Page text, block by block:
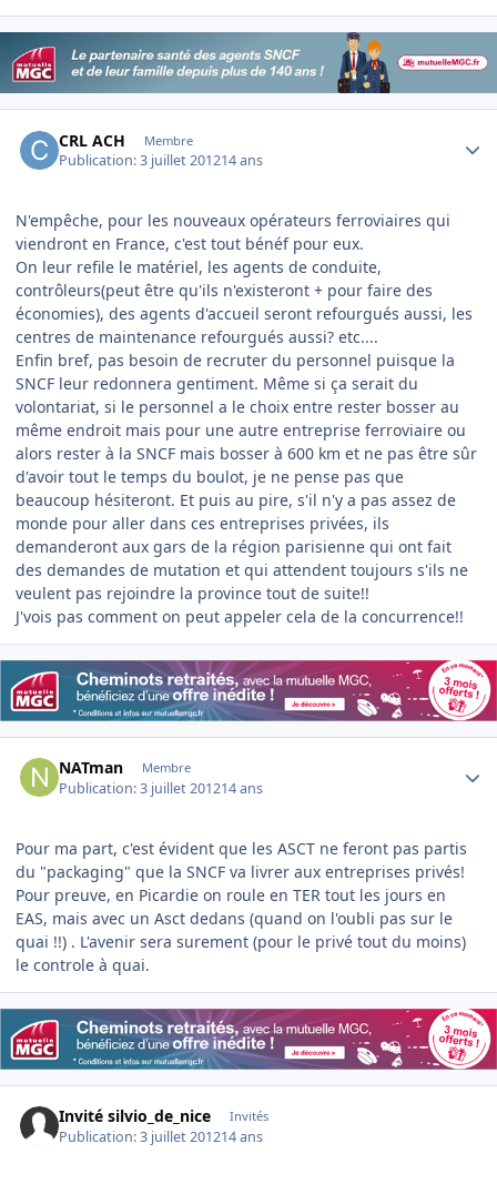
CRL ACH Membre
Publication:3 juillet 201214 ans
N'empêche, pour les nouveaux opérateurs ferroviaires qui
viendront en France, c'est tout bénéf pour eux.
On leur refile le matériel, les agents de conduite,
contrôleurs(peut être qu'ils n'existeront + pour faire des
économies), des agents d'accueil seront refourgués aussi, les
centres de maintenance refourgués aussi? etc....
Enfin bref, pas besoin de recruter du personnel puisque la
SNCF leur redonnera gentiment. Même si ça serait du
volontariat, si le personnel a le choix entre rester bosser au
même endroit mais pour une autre entreprise ferroviaire ou
alors rester à la SNCF mais bosser à 600 km et ne pas être sûr
d'avoir tout le temps du boulot, je ne pense pas que
beaucoup hésiteront. Et puis au pire, s'il n'y a pas assez de
monde pour aller dans ces entreprises privées, ils
demanderont aux gars de la région parisienne qui ont fait
des demandes de mutation et qui attendent toujours s'ils ne
veulent pas rejoindre la province tout de suite!!
J'vois pas comment on peut appeler cela de la concurrence!!
NATman Membre
Publication:3 juillet 201214 ans
Pour ma part, c'est évident que les ASCT ne feront pas partis
du "packaging" que la SNCF va livrer aux entreprises privés!
Pour preuve, en Picardie on roule en TER tout les jours en
EAS, mais avec un Asct dedans (quand on l'oubli pas sur le
quai !!) . L'avenir sera surement (pour le privé tout du moins)
le controle à quai.
Invité silvio_de_nice Invités
Publication:3 juillet 201214 ans